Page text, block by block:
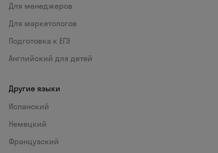
Для менеджеров
Для маркетологов
Подготовка к ЕГЭ
Английский для детей
Другие языки
Испанский
Немецкий
Французский